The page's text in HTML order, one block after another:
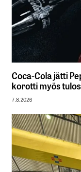
Coca-Cola jätti
korotti myös
7.8.2026